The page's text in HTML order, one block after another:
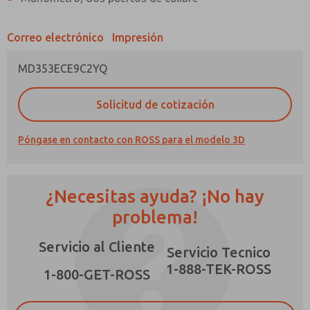
Correo electrónico Impresión
MD353ECE9C2YQ
Solicitud de cotización
Póngase en contacto con ROSS para el modelo 3D
¿Necesitas ayuda? ¡No hay
problema!
Servicio al Cliente
1-800-GET-ROSS
Servicio Tecnico
1-888-TEK-ROSS
¿Método de Contacto Preferido?
Correo Electrónico
Teléfono
Envíenme actualizaciones periódicas sobre
*Sí, he leído la política de privacidad y acepto
que los datos que proporcione se recopilarán
y almacenarán electrónicamente. Mis datos se
destinados a procesar y responder a mi
solicitud. Al enviar el formulario de contacto,
acepto el procesamiento.
×